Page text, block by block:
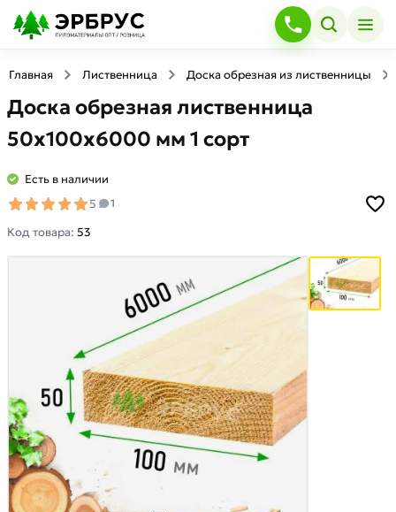
Главная Лиственница Доска обрезная из лиственницы
Доска обрезная лиственница
50х100х6000 мм 1 сорт
Есть в наличии
5
1
Код товара: 53